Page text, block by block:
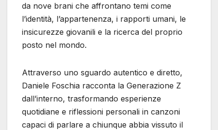
da nove brani che affrontano temi come
l’identità, l’appartenenza, i rapporti umani, le
insicurezze giovanili e la ricerca del proprio
posto nel mondo.
Attraverso uno sguardo autentico e diretto,
Daniele Foschia racconta la Generazione Z
dall’interno, trasformando esperienze
quotidiane e riflessioni personali in canzoni
capaci di parlare a chiunque abbia vissuto il